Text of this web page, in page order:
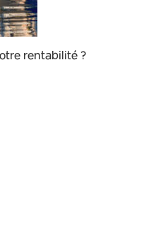
rentabilité ?